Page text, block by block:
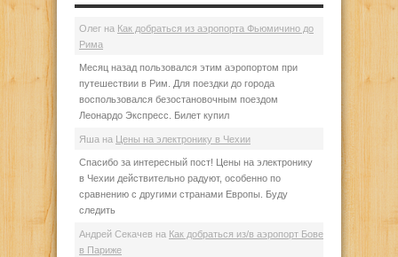
Олег на Как добраться из аэропорта Фьюмичино до
Рима
Месяц назад пользовался этим аэропортом при
путешествии в Рим. Для поездки до города
воспользовался безостановочным поездом
Леонардо Экспресс. Билет купил
Яша на Цены на электронику в Чехии
Спасибо за интересный пост! Цены на электронику
в Чехии действительно радуют, особенно по
сравнению с другими странами Европы. Буду
следить
Андрей Секачев на Как добраться из/в аэропорт Бове
в Париже